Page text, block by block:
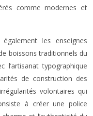
comme modernes et
les enseignes
boissons traditionnels du
l’artisanat typographique
de construction des
volontaires qui
à créer une police